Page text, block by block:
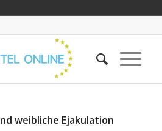
weibliche Ejakulation